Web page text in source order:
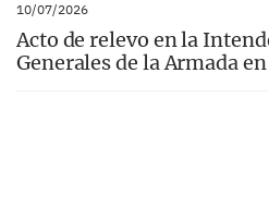
10/07/2026
Acto de relevo en la
Generales de la Armada